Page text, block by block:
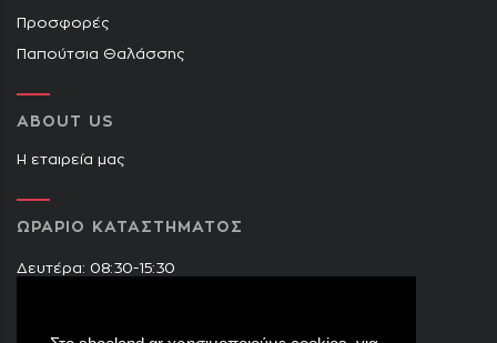
Προσφορές
Παπούτσια Θαλάσσης
ABOUT US
Η εταιρεία μας
ΩΡΑΡΙΟ ΚΑΤΑΣΤΗΜΑΤΟΣ
Δευτέρα: 08:30-15:30